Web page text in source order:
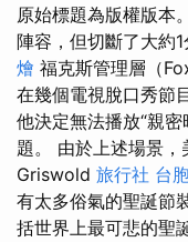
原始標題為版權版本。
陣容，但切斷了大約1
燴 福克斯管理層（
在幾個電視脫口秀節
他決定無法播放“親密
題。 由於上述場景，
Griswold 旅行社 台
有太多俗氣的聖誕節
括世界上最可悲的聖